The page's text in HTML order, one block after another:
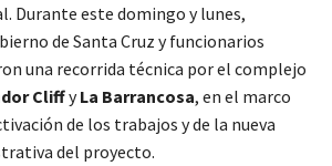
Durante este domingo y lunes,
de Santa Cruz y funcionarios
una recorrida técnica por el complejo
CliffyLa Barrancosa, en el marco
de los trabajos y de la nueva
del proyecto.